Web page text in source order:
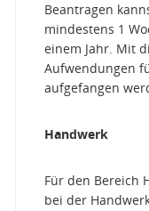
Beantragen
mindestens 1
einem Jahr. Mit
Aufwendungen
aufgefangen
Handwerk
Für den Bereich
bei der